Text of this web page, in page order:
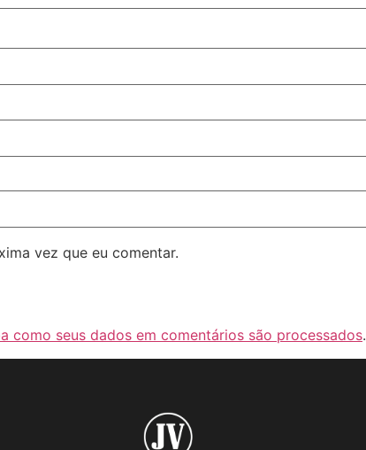
vez que eu comentar.
como seus dados em comentários são processados.